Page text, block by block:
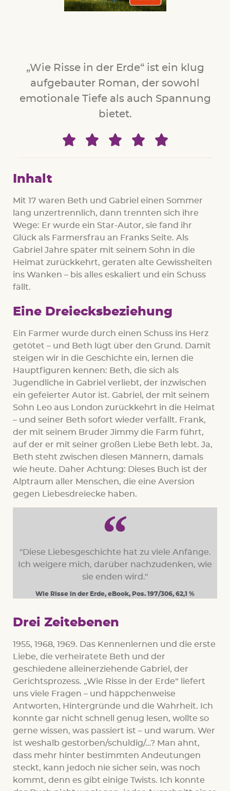
„Wie Risse in der Erde“ ist ein klug
aufgebauter Roman, der sowohl
emotionale Tiefe als auch Spannung
bietet.
    
Inhalt
Mit 17 waren Beth und Gabriel einen Sommer
lang unzertrennlich, dann trennten sich ihre
Wege: Er wurde ein Star-Autor, sie fand ihr
Glück als Farmersfrau an Franks Seite. Als
Gabriel Jahre später mit seinem Sohn in die
Heimat zurückkehrt, geraten alte Gewissheiten
ins Wanken – bis alles eskaliert und ein Schuss
fällt.
Eine Dreiecksbeziehung
Ein Farmer wurde durch einen Schuss ins Herz
getötet – und Beth lügt über den Grund. Damit
steigen wir in die Geschichte ein, lernen die
Hauptfiguren kennen: Beth, die sich als
Jugendliche in Gabriel verliebt, der inzwischen
ein gefeierter Autor ist. Gabriel, der mit seinem
Sohn Leo aus London zurückkehrt in die Heimat
– und seiner Beth sofort wieder verfällt. Frank,
der mit seinem Bruder Jimmy die Farm führt,
auf der er mit seiner großen Liebe Beth lebt. Ja,
Beth steht zwischen diesen Männern, damals
wie heute. Daher Achtung: Dieses Buch ist der
Alptraum aller Menschen, die eine Aversion
gegen Liebesdreiecke haben.
"Diese Liebesgeschichte hat zu viele Anfänge.
Ich weigere mich, darüber nachzudenken, wie
sie enden wird."
Wie Risse in der Erde, eBook, Pos. 197/306, 62,1 %
Drei Zeitebenen
1955, 1968, 1969. Das Kennenlernen und die erste
Liebe, die verheiratete Beth und der
geschiedene alleinerziehende Gabriel, der
Gerichtsprozess. „Wie Risse in der Erde“ liefert
uns viele Fragen – und häppchenweise
Antworten, Hintergründe und die Wahrheit. Ich
konnte gar nicht schnell genug lesen, wollte so
gerne wissen, was passiert ist – und warum. Wer
ist weshalb gestorben/schuldig/…? Man ahnt,
dass mehr hinter bestimmten Andeutungen
steckt, kann jedoch nie sicher sein, was noch
kommt, denn es gibt einige Twists. Ich konnte